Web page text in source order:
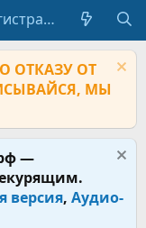
Регистрация
ОТКАЗУ ОТ
МЫ
—
версия, Аудио-